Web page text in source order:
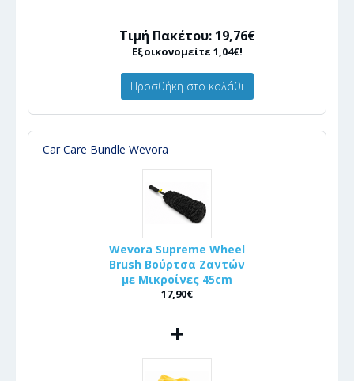
Τιμή Πακέτου: 19,76€
Εξοικονομείτε 1,04€!
Προσθήκη στο καλάθι
Car Care Bundle Wevora
Wevora Supreme Wheel
Brush Βούρτσα Ζαντών
με Μικροίνες 45cm
17,90€
+